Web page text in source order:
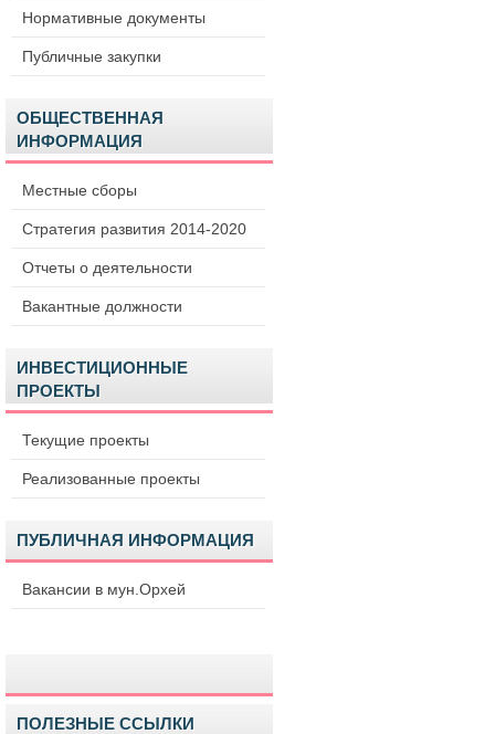
Нормативные документы
Публичные закупки
ОБЩЕСТВЕННАЯ
ИНФОРМАЦИЯ
Местные сборы
Стратегия развития 2014-2020
Отчеты о деятельности
Вакантные должности
ИНВЕСТИЦИОННЫЕ
ПРОЕКТЫ
Текущие проекты
Реализованные проекты
ПУБЛИЧНАЯ ИНФОРМАЦИЯ
Вакансии в мун.Орхей
ПОЛЕЗНЫЕ ССЫЛКИ